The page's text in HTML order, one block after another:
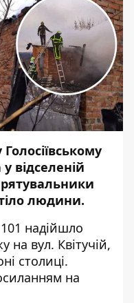
відселеній
рятувальники
людини.
надійшло
на вул. Квітучій,
столиці.
на